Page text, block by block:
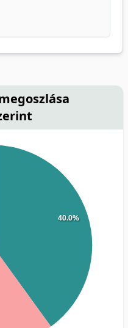
40.0%